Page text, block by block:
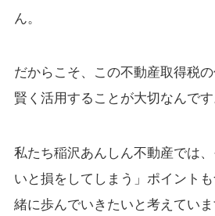
ん。
だからこそ、この不動産取得税の
賢く活用することが大切なんです
私たち稲沢あんしん不動産では
いと損をしてしまう」ポイント
緒に歩んでいきたいと考えていま